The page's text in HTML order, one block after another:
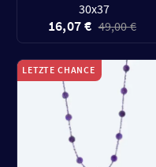
30x37
16,07 € 49,00 €
LETZTE CHANCE